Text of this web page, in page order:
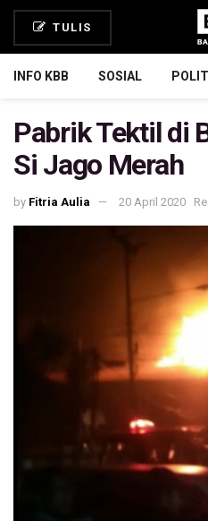
TULIS
INFO KBB SOSIAL
Pabrik Tektil di
Si Jago Merah
by Fitria Aulia 20 April 2020